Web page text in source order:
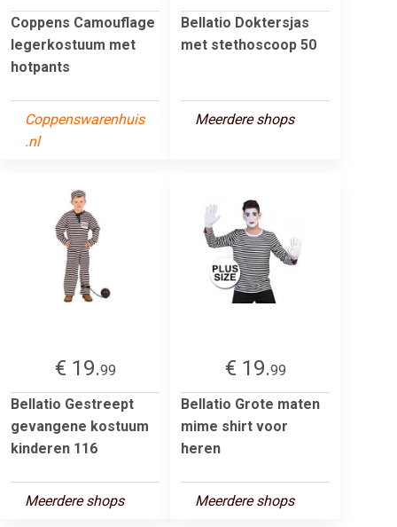
Coppens Camouflage
legerkostuum met
hotpants
Coppenswarenhuis
.nl
Bellatio Doktersjas
met stethoscoop 50
Meerdere shops
€ 19.99
Bellatio Gestreept
gevangene kostuum
kinderen 116
Meerdere shops
€ 19.99
Bellatio Grote maten
mime shirt voor
heren
Meerdere shops